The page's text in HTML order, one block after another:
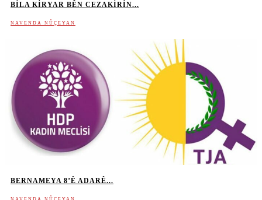
BILA KIRYAR BÊN CEZAKIRIN...
NAVENDA NÛÇEYAN
BERNAMEYA 8’Ê ADARÊ...